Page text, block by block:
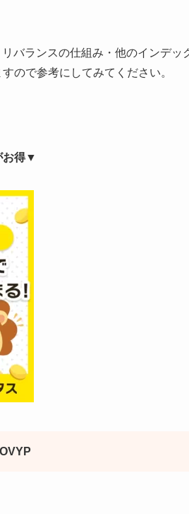
バランスの仕組み・他のインデ
ので参考にしてみてください。
お得▼